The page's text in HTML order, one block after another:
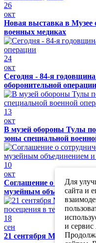
26
окт
Новая выставка в Музее
военных медиках
24
окт
Сегодня - 84-я
оборонительной операции
13
окт
В музей обороны Тулы
зоны специальной
10
окт
Соглашение о
музейным
18
сен
21 сентября Музей
Для
сайта и
и